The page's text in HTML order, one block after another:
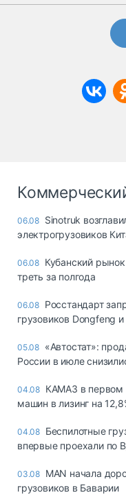
06.08 Sinotruk
электрогрузовиков
06.08 Кубанский
треть за полгода
06.08 Росстандарт
грузовиков Dongfeng и
05.08 «Автостат»:
России в июле
04.08 КАМАЗ в первом
машин в лизинг на
04.08 Беспилотные
впервые проехали по
03.08 MAN начала
грузовиков в Баварии